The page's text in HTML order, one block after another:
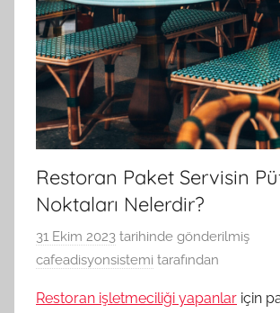
Restoran Paket Servisin
Noktaları Nelerdir?
31 Ekim 2023 tarihinde gönderilmiş
cafeadisyonsistemi tarafından
Restoran işletmeciliği yapanlar için